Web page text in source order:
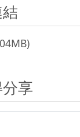
享